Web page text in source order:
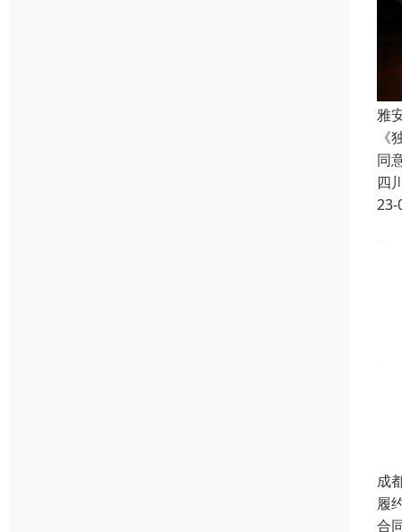
雅
同
四
23-
成
履
合